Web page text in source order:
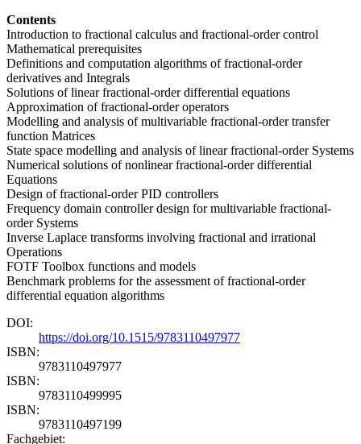
Contents
Introduction to fractional calculus and fractional-order control
Mathematical prerequisites
Definitions and computation algorithms of fractional-order
derivatives and Integrals
Solutions of linear fractional-order differential equations
Approximation of fractional-order operators
Modelling and analysis of multivariable fractional-order transfer
function Matrices
State space modelling and analysis of linear fractional-order Systems
Numerical solutions of nonlinear fractional-order differential
Equations
Design of fractional-order PID controllers
Frequency domain controller design for multivariable fractional-
order Systems
Inverse Laplace transforms involving fractional and irrational
Operations
FOTF Toolbox functions and models
Benchmark problems for the assessment of fractional-order
differential equation algorithms
DOI:
https://doi.org/10.1515/9783110497977
ISBN:
9783110497977
ISBN:
9783110499995
ISBN:
9783110497199
Fachgebiet: